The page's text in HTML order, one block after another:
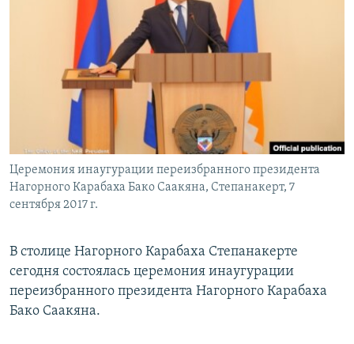
Հայերեն
Русский
Все сайты Радио Азатутюн
Церемония инаугурации переизбранного президента
Нагорного Карабаха Бако Саакяна, Степанакерт, 7
сентября 2017 г.
В столице Нагорного Карабаха Степанакерте
сегодня состоялась церемония инаугурации
переизбранного президента Нагорного Карабаха
Бако Саакяна.